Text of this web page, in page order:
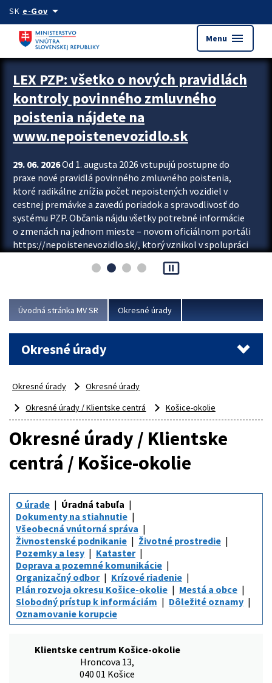
Preskocit na hlavný obsah
SK e-Govarrow_drop_down
Menu menu
Zastavit automatický posun upútavok
LEX PZP: všetko o nových pravidlách
kontroly povinného zmluvného
poistenia nájdete na
www.nepoistenevozidlo.sk
29. 06. 2026Od 1. augusta 2026 vstupujú postupne do
praxe nové pravidlá povinného zmluvného poistenia,
ktoré radikálne znížia počet nepoistených vozidiel v
cestnej premávke a zavedú poriadok a spravodlivosť do
systému PZP. Občania nájdu všetky potrebné informácie
o zmenách na jednom mieste – novom oficiálnom portáli
https://nepoistenevozidlo.sk/, ktorý vznikol v spolupráci
asociácie poisťovní (SLASPO) a Ministerstva vnútra SR.
Viac
pause_presentation
Úvodná stránka MV SR Okresné úrady
Okresné úrady
Okresné úrady
Okresné úrady
Okresné úrady / Klientske centrá
Košice-okolie
Okresné úrady / Klientske
centrá / Košice-okolie
O úrade
Úradná tabuľa
Dokumenty na stiahnutie
Všeobecná vnútorná správa
Živnostenské podnikanie
Životné prostredie
Pozemky a lesy
Kataster
Doprava a pozemné komunikácie
Organizačný odbor
Krízové riadenie
Plán rozvoja okresu Košice-okolie
Mestá a obce
Slobodný prístup k informáciám
Dôležité oznamy
Oznamovanie korupcie
Klientske centrum Košice-okolie
Hroncova 13,
040 01 Košice